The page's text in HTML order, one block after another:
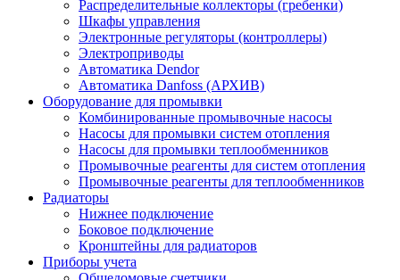
Распределительные коллекторы (гребенки)
Шкафы управления
Электронные регуляторы (контроллеры)
Электроприводы
Автоматика Dendor
Автоматика Danfoss (АРХИВ)
Оборудование для промывки
Комбинированные промывочные насосы
Насосы для промывки систем отопления
Насосы для промывки теплообменников
Промывочные реагенты для систем отопления
Промывочные реагенты для теплообменников
Радиаторы
Нижнее подключение
Боковое подключение
Кронштейны для радиаторов
Приборы учета